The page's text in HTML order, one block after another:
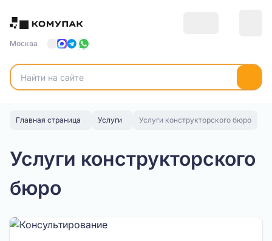
Москва
Главная страница Услуги Услуги конструкторского бюро
Услуги конструкторского
бюро